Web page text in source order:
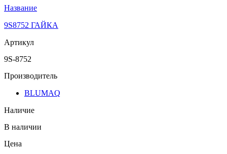
Название
9S8752 ГАЙКА
Артикул
9S-8752
Производитель
BLUMAQ
Наличие
В наличии
Цена